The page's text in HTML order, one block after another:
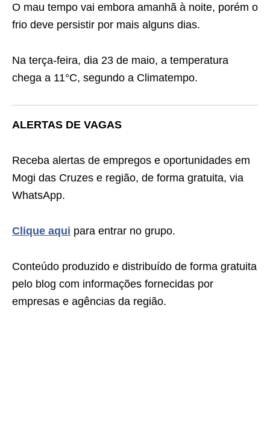
O mau tempo vai embora amanhã à noite, porém o
frio deve persistir por mais alguns dias.
Na terça-feira, dia 23 de maio, a temperatura
chega a 11°C, segundo a Climatempo.
ALERTAS DE VAGAS
Receba alertas de empregos e oportunidades em
Mogi das Cruzes e região, de forma gratuita, via
WhatsApp.
Clique aqui para entrar no grupo.
Conteúdo produzido e distribuído de forma gratuita
pelo blog com informações fornecidas por
empresas e agências da região.